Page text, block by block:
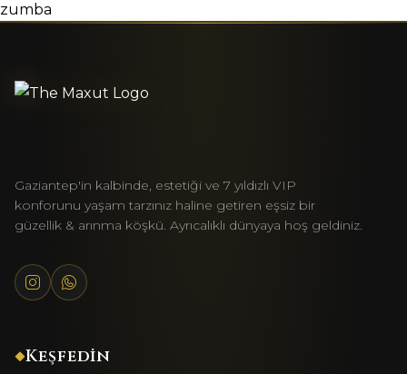
zumba
Gaziantep'in kalbinde, estetiği ve 7 yıldızlı VIP
konforunu yaşam tarzınız haline getiren eşsiz bir
güzellik & arınma köşkü. Ayrıcalıklı dünyaya hoş geldiniz.
Keşfedin